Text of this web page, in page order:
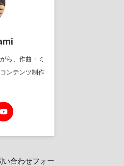
ら、作曲・ミ
ンテンツ制作
い合わせフォー